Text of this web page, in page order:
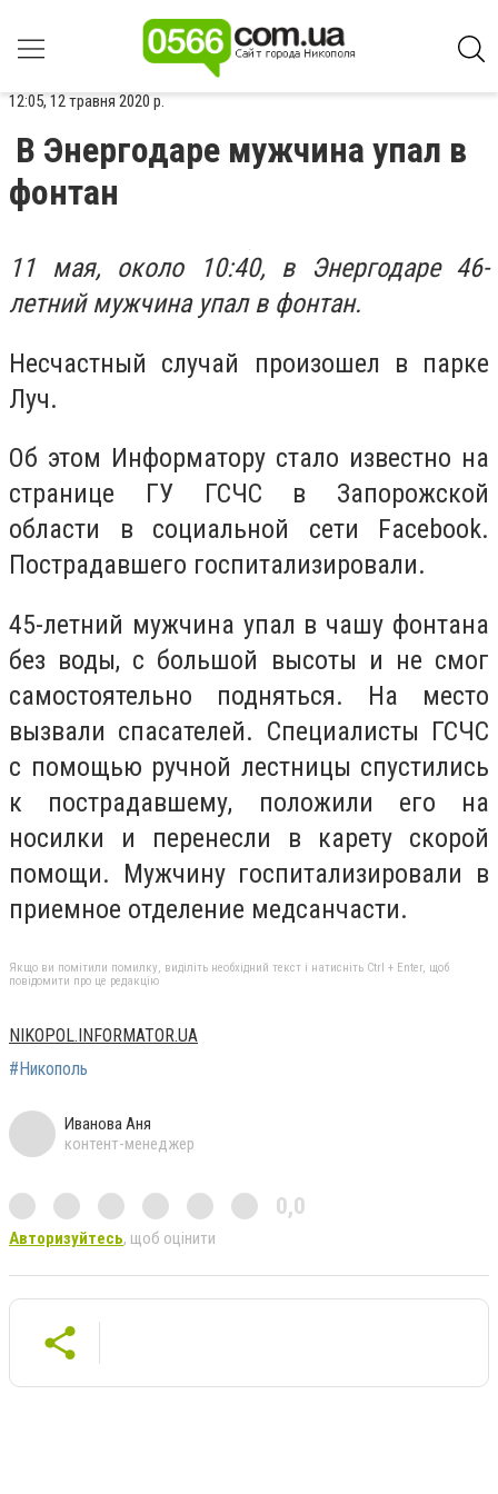
12:05, 12 травня 2020 р.
В Энергодаре мужчина упал в
фонтан
11 мая, около 10:40, в Энергодаре 46-
летний мужчина упал в фонтан.
Несчастный случай произошел в парке
Луч.
Об этом Информатору стало известно на
странице ГУ ГСЧС в Запорожской
области в социальной сети Facebook.
Пострадавшего госпитализировали.
45-летний мужчина упал в чашу фонтана
без воды, с большой высоты и не смог
самостоятельно подняться. На место
вызвали спасателей. Специалисты ГСЧС
с помощью ручной лестницы спустились
к пострадавшему, положили его на
носилки и перенесли в карету скорой
помощи. Мужчину госпитализировали в
приемное отделение медсанчасти.
Якщо ви помітили помилку, виділіть необхідний текст і натисніть Ctrl + Enter, щоб
повідомити про це редакцію
NIKOPOL.INFORMATOR.UA
#Никополь
Иванова Аня
контент-менеджер
0,0
Авторизуйтесь, щоб оцінити